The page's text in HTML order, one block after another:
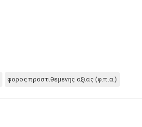
φορος προστιθεμενης αξιας (φ.π.α.)